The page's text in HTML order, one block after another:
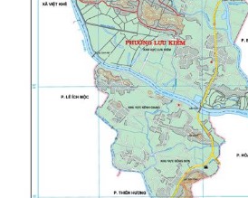
UBND phường Lưu Kiếm thông báo Về
kiểm tra hồ sơ đăng ký, cấp Giấy...
Niêm yết công khai về việc mất Quyết
nhà ở của ông Trịnh Văn Tài tại...
THUẾ CƠ SỞ 1 THÀNH PHỐ HẢI PHÒNG
BÁO DOANH THU 6 THÁNG ĐẦU NĂM ĐỐI